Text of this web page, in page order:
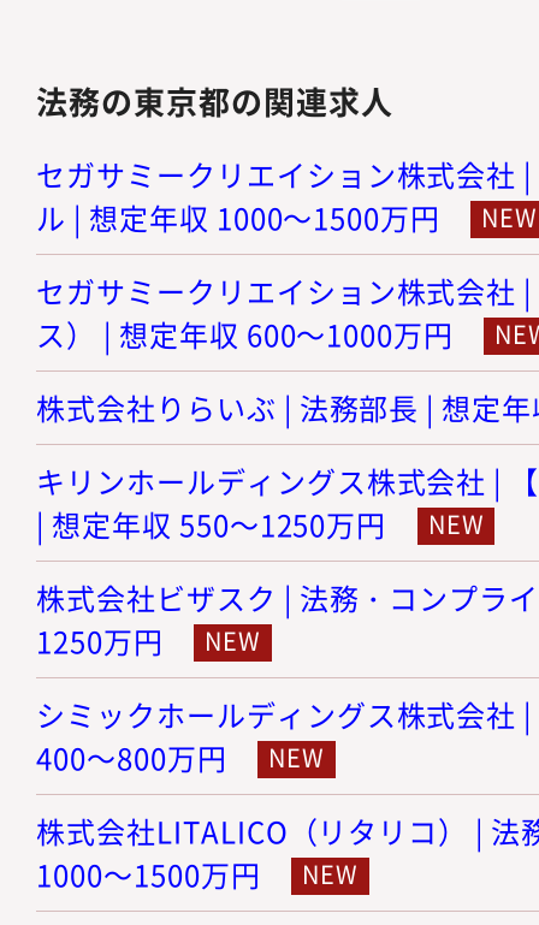
法務の東京都の関連求人
セガサミークリエイション株式会社
ル | 想定年収 1000～1500万円
セガサミークリエイション株式会社
ス） | 想定年収 600～1000万円
株式会社りらいぶ | 法務部長 | 想定
キリンホールディングス株式会社 |
| 想定年収 550～1250万円
株式会社ビザスク | 法務・コンプラ
1250万円
シミックホールディングス株式会社
400～800万円
株式会社LITALICO（リタリコ） | 法
1000～1500万円